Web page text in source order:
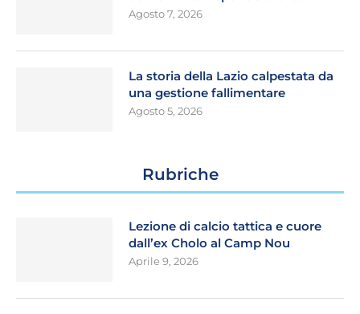
Agosto 7, 2026
La storia della Lazio calpestata da
una gestione fallimentare
Agosto 5, 2026
Rubriche
Lezione di calcio tattica e cuore
dall’ex Cholo al Camp Nou
Aprile 9, 2026